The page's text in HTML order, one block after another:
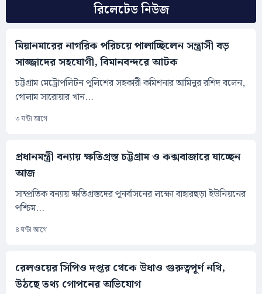
রিলেটেড নিউজ
মিয়ানমারের নাগরিক পরিচয়ে পালাচ্ছিলেন সন্ত্রাসী বড়
সাজ্জাদের সহযোগী, বিমানবন্দরে আটক
চট্টগ্রাম মেট্রোপলিটন পুলিশের সহকারী কমিশনার আমিনুর রশিদ বলেন,
গোলাম সারোয়ার খান...
৩ ঘন্টা আগে
প্রধানমন্ত্রী বন্যায় ক্ষতিগ্রস্ত চট্টগ্রাম ও কক্সবাজারে যাচ্ছেন
আজ
সাম্প্রতিক বন্যায় ক্ষতিগ্রস্তদের পুনর্বাসনের লক্ষ্যে বাহারছড়া ইউনিয়নের
পশ্চিম...
৪ ঘন্টা আগে
রেলওয়ের সিপিও দপ্তর থেকে উধাও গুরুত্বপূর্ণ নথি,
উঠছে তথ্য গোপনের অভিযোগ